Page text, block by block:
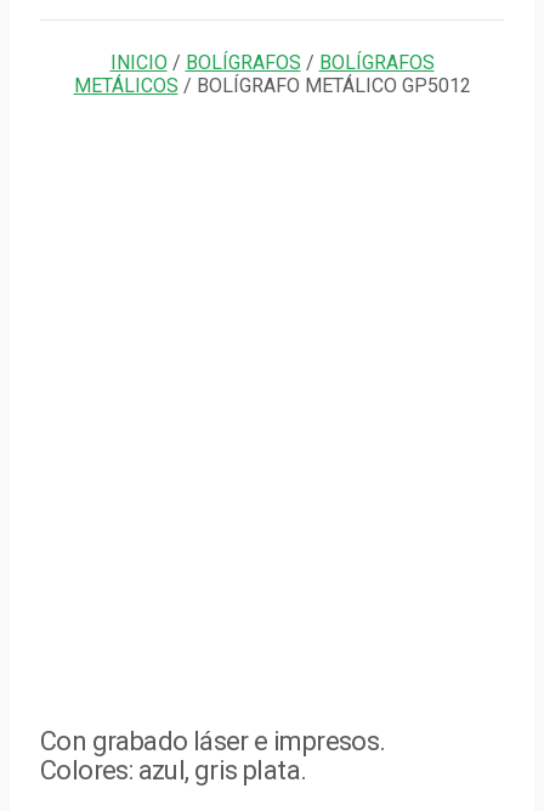
INICIO/ BOLÍGRAFOS / BOLÍGRAFOS
METÁLICOS / BOLÍGRAFO METÁLICO GP5012
Con grabado láser e impresos.
Colores: azul, gris plata.